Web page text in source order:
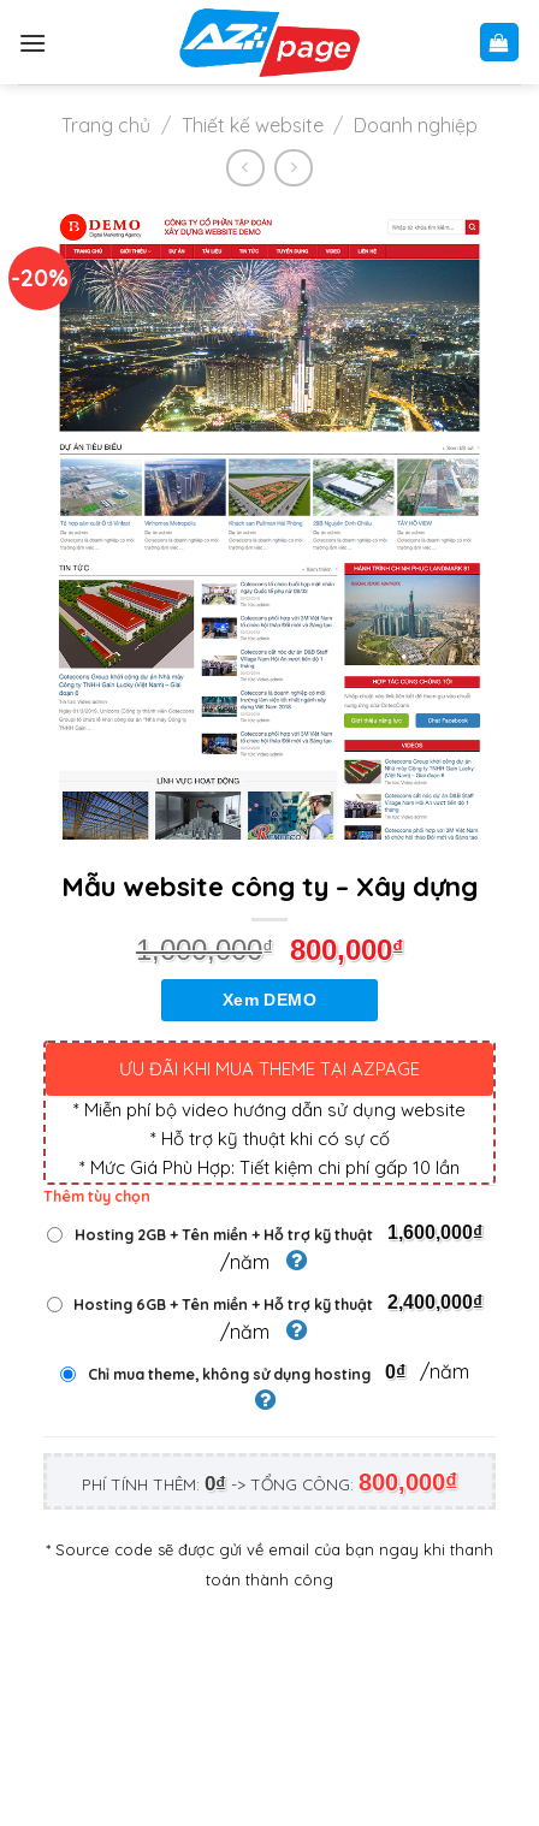
Trang chủ / Thiết kế website / Doanh nghiệp
-20%
Mẫu website công ty – Xây dựng
1,000,000₫ 800,000₫
Xem DEMO
ƯU ĐÃI KHI MUA THEME TẠI AZPAGE
* Miễn phí bộ video hướng dẫn sử dụng website
* Hỗ trợ kỹ thuật khi có sự cố
* Mức Giá Phù Hợp: Tiết kiệm chi phí gấp 10 lần
Thêm tùy chọn
Hosting 2GB + Tên miền + Hỗ trợ kỹ thuật 1,600,000₫
/năm
Hosting 6GB + Tên miền + Hỗ trợ kỹ thuật 2,400,000₫
/năm
Chỉ mua theme, không sử dụng hosting 0₫ /năm
PHÍ TÍNH THÊM: 0₫ -> TỔNG CÔNG: 800,000₫
* Source code sẽ được gửi về email của bạn ngay khi thanh
toán thành công